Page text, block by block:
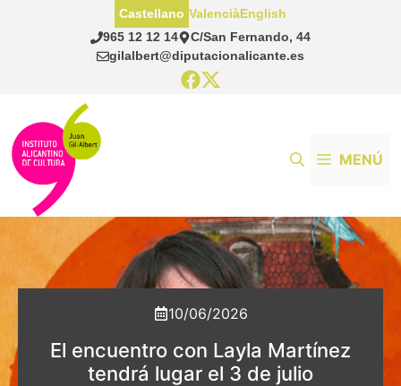
965 12 12 14
C/San Fernando, 44
gilalbert@diputacionalicante.es
Castellano ValenciàEnglish
MENÚ
10/06/2026
El encuentro con Layla Martínez
tendrá lugar el 3 de julio